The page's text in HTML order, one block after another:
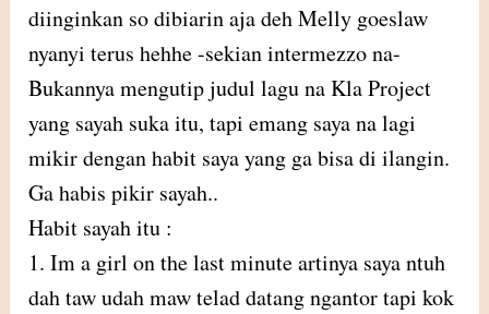
diinginkan so dibiarin aja deh Melly goeslaw
nyanyi terus hehhe -sekian intermezzo na-
Bukannya mengutip judul lagu na Kla Project
yang sayah suka itu, tapi emang saya na lagi
mikir dengan habit saya yang ga bisa di ilangin.
Ga habis pikir sayah..
Habit sayah itu :
1. Im a girl on the last minute artinya saya ntuh
dah taw udah maw telad datang ngantor tapi kok